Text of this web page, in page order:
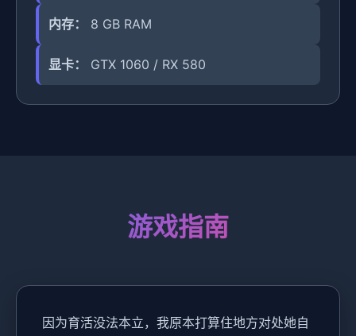
内存： 8 GB RAM
显卡： GTX 1060 / RX 580
游戏指南
因为育活没法本立，我原本打算住地方对处她自